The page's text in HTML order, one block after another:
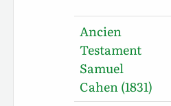
Ancien
Testament
Samuel
Cahen (1831)